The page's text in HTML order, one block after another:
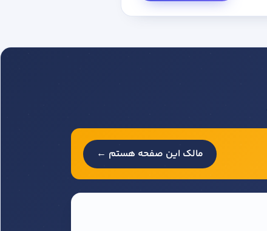
مالک این صفحه هستم ←